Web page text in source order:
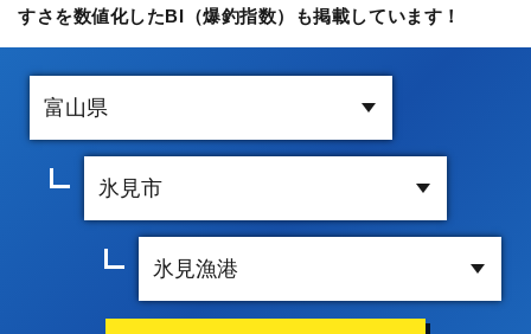
すさを数値化したBI（爆釣指数）も掲載しています！